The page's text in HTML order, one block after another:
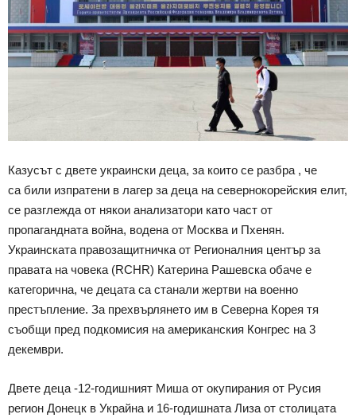
Казусът с двете украински деца, за които се разбра , че
са били изпратени в лагер за деца на севернокорейския елит,
се разглежда от някои анализатори като част от
пропагандната война, водена от Москва и Пхенян.
Украинската правозащитничка от Регионалния център за
правата на човека (RCHR) Катерина Рашевска обаче е
категорична, че децата са станали жертви на военно
престъпление. За прехвърлянето им в Северна Корея тя
съобщи пред подкомисия на американския Конгрес на 3
декември.
Двете деца -12-годишният Миша от окупирания от Русия
регион Донецк в Украйна и 16-годишната Лиза от столицата